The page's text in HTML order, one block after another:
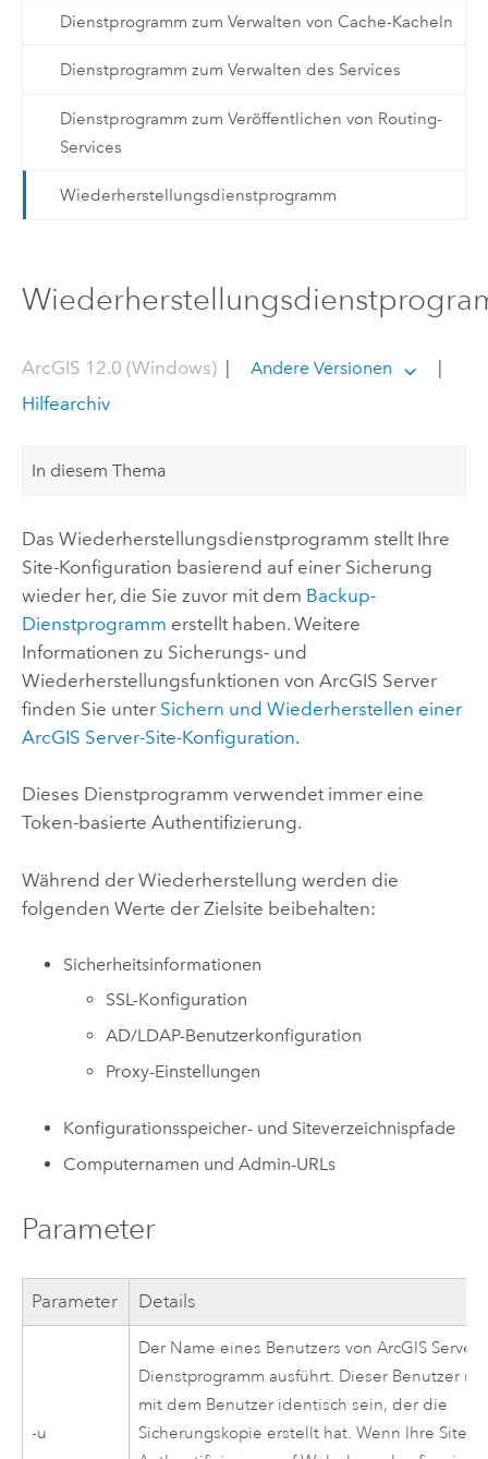
Dienstprogramm zum Verwalten von Cache-Kacheln
Dienstprogramm zum Verwalten des Services
Dienstprogramm zum Veröffentlichen von Routing-
Services
Wiederherstellungsdienstprogramm
ArcGIS 12.0 (Windows)| Andere Versionen
Hilfearchiv
In diesem Thema
Das Wiederherstellungsdienstprogramm stellt Ihre
Site-Konfiguration basierend auf einer Sicherung
wieder her, die Sie zuvor mit dem Backup-
Dienstprogramm erstellt haben. Weitere
Informationen zu Sicherungs- und
Wiederherstellungsfunktionen von ArcGIS Server
finden Sie unter Sichern und Wiederherstellen einer
ArcGIS Server-Site-Konfiguration.
Dieses Dienstprogramm verwendet immer eine
Token-basierte Authentifizierung.
Während der Wiederherstellung werden die
folgenden Werte der Zielsite beibehalten:
Sicherheitsinformationen
SSL-Konfiguration
AD/LDAP-Benutzerkonfiguration
Proxy-Einstellungen
Konfigurationsspeicher- und Siteverzeichnispfade
Computernamen und Admin-URLs
Parameter
Parameter Details
-u
Der Name eines Benutzers vonArcGIS Server
Dienstprogramm ausführt. Dieser Benutzer
mit dem Benutzer identisch sein, der die
Sicherungskopie erstellt hat. Wenn Ihre Site